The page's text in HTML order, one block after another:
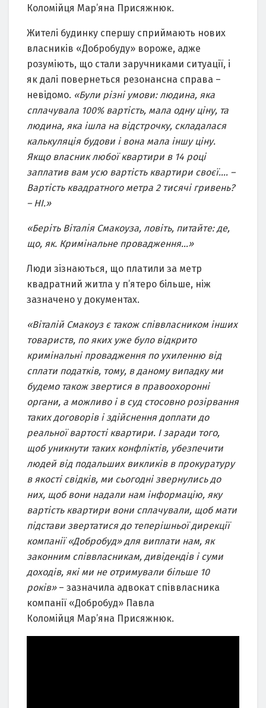
Коломійця Мар’яна Присяжнюк.
Жителі будинку спершу сприймають нових
власників «Добробуду» вороже, адже
розуміють, що стали заручниками ситуації, і
як далі повернеться резонансна справа –
невідомо. «Були різні умови: людина, яка
сплачувала 100% вартість, мала одну ціну, та
людина, яка ішла на відстрочку, складалася
калькуляція будови і вона мала іншу ціну.
Якщо власник любої квартири в 14 році
заплатив вам усю вартість квартири своєї…. –
Вартість квадратного метра 2 тисячі гривень?
– НІ.»
«Беріть Віталія Смакоуза, ловіть, питайте: де,
що, як. Кримінальне провадження…»
Люди зізнаються, що платили за метр
квадратний житла у п’ятеро більше, ніж
зазначено у документах.
«Віталій Смакоузє також співвласником інших
товариств, по яких уже було відкрито
кримінальні провадження по ухиленню від
сплати податків, тому, в даному випадку ми
будемо також звертися в правоохоронні
органи, а можливо і в суд стосовно розірвання
таких договорів і здійснення доплати до
реальної вартості квартири. І заради того,
щоб уникнути таких конфліктів, убезпечити
людей від подальших викликів в прокуратуру
в якості свідків, ми сьогодні звернулись до
них, щоб вони надали нам інформацію, яку
вартість квартири вони сплачували, щоб мати
підстави звертатися до теперішньої дирекції
компанії «Добробуд» для виплати нам, як
законним співвласникам, дивідендів і суми
доходів, які ми не отримували більше 10
років» – зазначила адвокат співвласника
компанії «Добробуд» Павла
Коломійця Мар’яна Присяжнюк.